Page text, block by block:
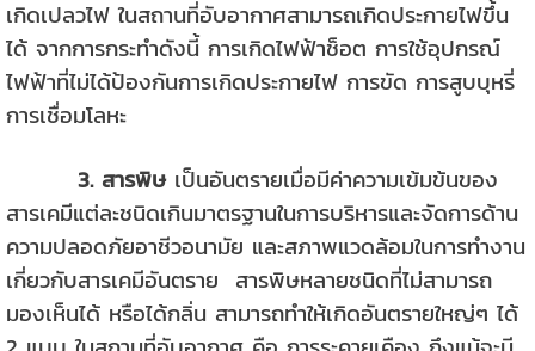
เกิดเปลวไฟ ในสถานที่อับอากาศสามารถเกิดประกายไฟขึ้น
ได้ จากการกระทำดังนี้ การเกิดไฟฟ้าช็อต การใช้อุปกรณ์
ไฟฟ้าที่ไม่ได้ป้องกันการเกิดประกายไฟ การขัด การสูบบุหรี่
การเชื่อมโลหะ
3. สารพิษเป็นอันตรายเมื่อมีค่าความเข้มข้นของ
สารเคมีแต่ละชนิดเกินมาตรฐานในการบริหารและจัดการด้าน
ความปลอดภัยอาชีวอนามัย และสภาพแวดล้อมในการทำงาน
เกี่ยวกับสารเคมีอันตราย สารพิษหลายชนิดที่ไม่สามารถ
มองเห็นได้ หรือได้กลิ่น สามารถทำให้เกิดอันตรายใหญ่ๆ ได้